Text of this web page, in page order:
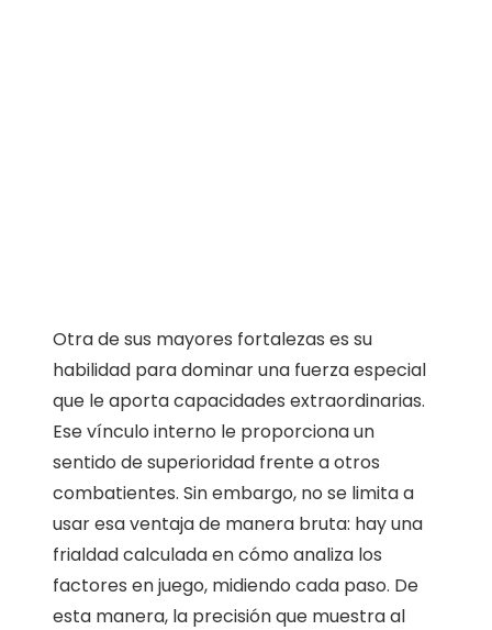
Otra de sus mayores fortalezas es su
habilidad para dominar una fuerza especial
que le aporta capacidades extraordinarias.
Ese vínculo interno le proporciona un
sentido de superioridad frente a otros
combatientes. Sin embargo, no se limita a
usar esa ventaja de manera bruta: hay una
frialdad calculada en cómo analiza los
factores en juego, midiendo cada paso. De
esta manera, la precisión que muestra al